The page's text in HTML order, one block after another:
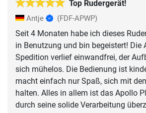
Top Rudergerät!
Antje (FDF-APWP)
Seit 4 Monaten habe ich dieses
in Benutzung und bin begeistert! Die
Spedition verlief einwandfrei, der
sich mühelos. Die Bedienung ist
macht einfach nur Spaß, sich mit
halten. Alles in allem ist das Apollo
durch seine solide Verarbeitung